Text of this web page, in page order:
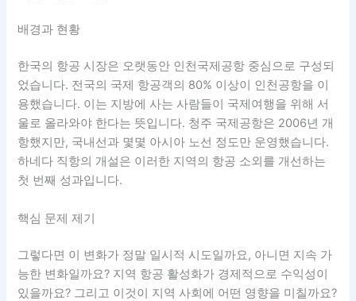
배경과 현황
한국의 항공 시장은 오랫동안 인천국제공항 중심으로 구성되
었습니다. 전국의 국제 항공객의 80% 이상이 인천공항을 이
용했습니다. 이는 지방에 사는 사람들이 국제여행을 위해 서
울로 올라와야 한다는 뜻입니다. 청주 국제공항은 2006년 개
항했지만, 국내선과 몇몇 아시아 노선 정도만 운영했습니다.
하네다 직항의 개설은 이러한 지역의 항공 소외를 개선하는
첫 번째 성과입니다.
핵심 문제 제기
그렇다면 이 변화가 정말 일시적 시도일까요, 아니면 지속 가
능한 변화일까요? 지역 항공 활성화가 경제적으로 수익성이
있을까요? 그리고 이것이 지역 사회에 어떤 영향을 미칠까요?